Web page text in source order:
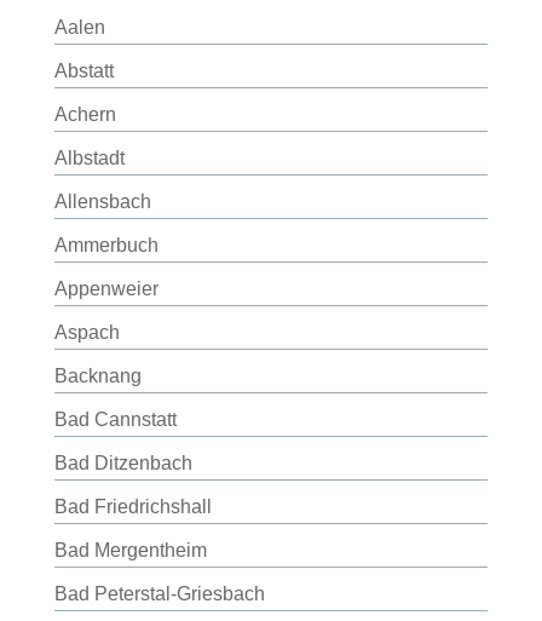
Aalen
Abstatt
Achern
Albstadt
Allensbach
Ammerbuch
Appenweier
Aspach
Backnang
Bad Cannstatt
Bad Ditzenbach
Bad Friedrichshall
Bad Mergentheim
Bad Peterstal-Griesbach